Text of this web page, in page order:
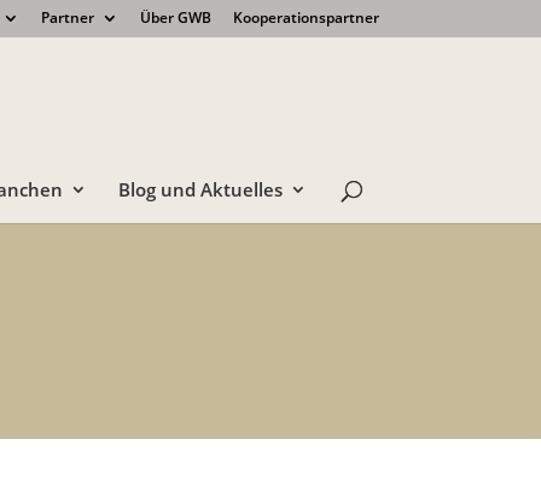
Partner Über GWB Kooperationspartner
Blog und Aktuelles